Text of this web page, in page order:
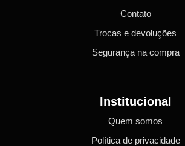
Contato
Trocas e devoluções
Segurança na compra
Institucional
Quem somos
Política de privacidade